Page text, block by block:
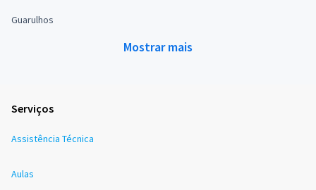
Guarulhos
Mostrar mais
Serviços
Assistência Técnica
Aulas